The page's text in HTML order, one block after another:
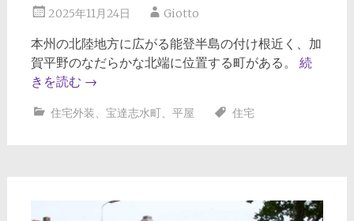
2025年11月24日 Giotto
本州の北陸地方に広がる能登半島の付け根近く、加
賀平野のなだらかな北端に位置する町がある。 続
きを読む →
住宅外装、 宝達志水町、 平屋 住宅